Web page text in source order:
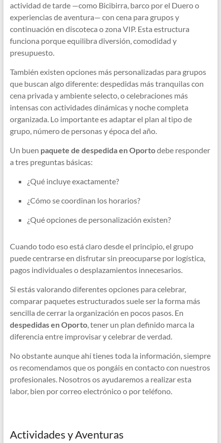
actividad de tarde —como Bicibirra, barco por el Duero o
experiencias de aventura— con cena para grupos y
continuación en discoteca o zona VIP. Esta estructura
funciona porque equilibra diversión, comodidad y
presupuesto.
También existen opciones más personalizadas para grupos
que buscan algo diferente: despedidas más tranquilas con
cena privada y ambiente selecto, o celebraciones más
intensas con actividades dinámicas y noche completa
organizada. Lo importante es adaptar el plan al tipo de
grupo, número de personas y época del año.
Un buen paquete de despedida en Oportodebe responder
a tres preguntas básicas:
¿Qué incluye exactamente?
¿Cómo se coordinan los horarios?
¿Qué opciones de personalización existen?
Cuando todo eso está claro desde el principio, el grupo
puede centrarse en disfrutar sin preocuparse por logística,
pagos individuales o desplazamientos innecesarios.
Si estás valorando diferentes opciones para celebrar,
comparar paquetes estructurados suele ser la forma más
sencilla de cerrar la organización en pocos pasos. En
despedidas en Oporto, tener un plan definido marca la
diferencia entre improvisar y celebrar de verdad.
No obstante aunque ahí tienes toda la información, siempre
os recomendamos que os pongáis en contacto con nuestros
profesionales. Nosotros os ayudaremos a realizar esta
labor, bien por correo electrónico o por teléfono.
Actividades y Aventuras